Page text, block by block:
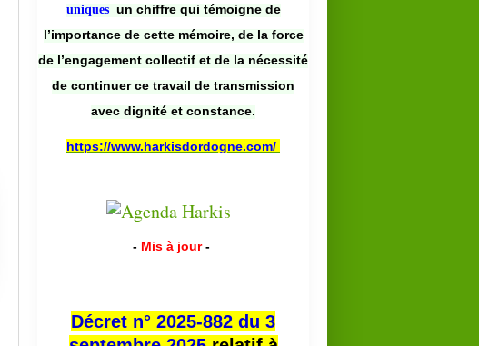
uniques un chiffre qui témoigne de
l’importance de cette mémoire, de la force
de l’engagement collectif et de la nécessité
de continuer ce travail de transmission
avec dignité et constance.
https://www.harkisdordogne.com/
- Mis à jour -
Décret n° 2025-882 du 3